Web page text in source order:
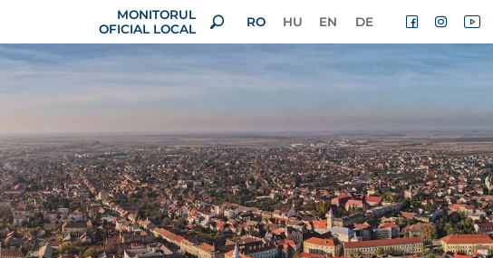
MONITORUL
OFICIAL LOCAL
RO HU EN DE